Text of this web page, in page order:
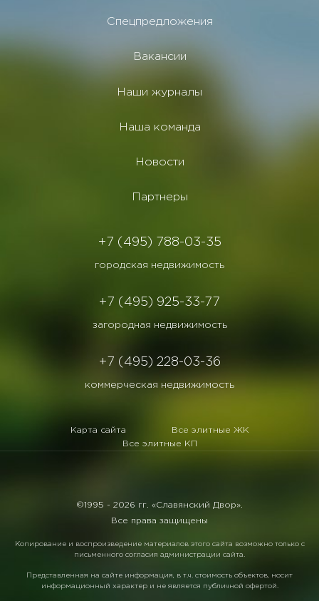
Спецпредложения
Вакансии
Наши журналы
Наша команда
Новости
Партнеры
+7 (495) 788-03-35
городская недвижимость
+7 (495) 925-33-77
загородная недвижимость
+7 (495) 228-03-36
коммерческая недвижимость
Карта сайта
Все элитные ЖК
Все элитные КП
©1995 - 2026 гг. «Славянский Двор».
Все права защищены
Копирование и воспроизведение материалов этого сайта возможно только с
письменного согласия администрации сайта.
Представленная на сайте информация, в т.ч. стоимость объектов, носит
информационный характер и не является публичной офертой.